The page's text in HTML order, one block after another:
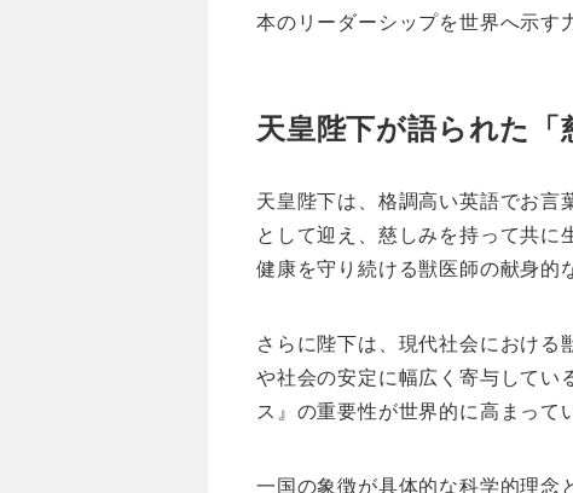
本のリーダーシップを世界へ示す
天皇陛下が語られた
天皇陛下は、格調高い英語でお言
として迎え、慈しみを持って共に
健康を守り続ける獣医師の献身的
さらに陛下は、現代社会における
や社会の安定に幅広く寄与してい
ス』の重要性が世界的に高まって
一国の象徴が具体的な科学的理念